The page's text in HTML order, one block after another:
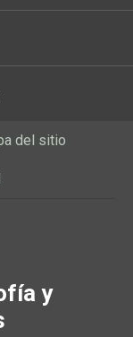
del sitio
y